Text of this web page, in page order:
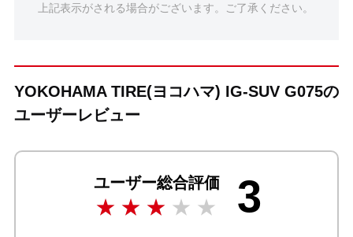
上記表示がされる場合がございます。ご了承ください。
YOKOHAMA TIRE(ヨコハマ) IG-SUV G075の
ユーザーレビュー
ユーザー総合評価 3